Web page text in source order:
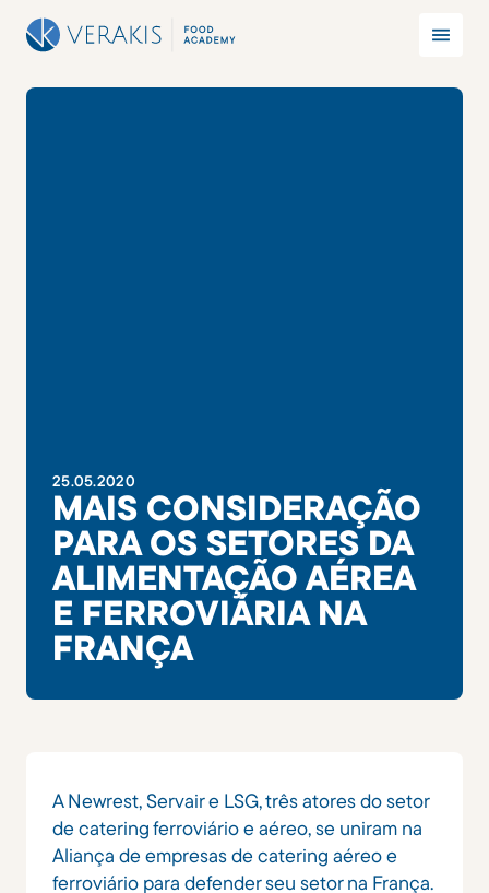
25.05.2020
MAIS CONSIDERAÇÃO
PARA OS SETORES DA
ALIMENTAÇÃO AÉREA
E FERROVIÁRIA NA
FRANÇA
A Newrest, Servair e LSG, três atores do setor
de catering ferroviário e aéreo, se uniram na
Aliança de empresas de catering aéreo e
ferroviário para defender seu setor na França.